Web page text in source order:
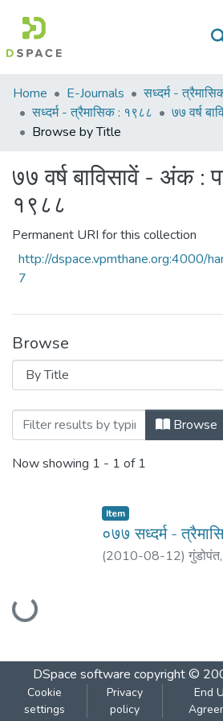
Communities
&
Collections
All of DSpace
Home E-Journals
सध्दर्म -
सध्दर्म - त्रैमासिक : १९८८
Browse by Title
७७ वर्ष बाविसावें - अंक :
१९८८
Permanent URI for this collection
http://dspace.vpmthane.org:4000/
7
Browse
Browsing ७७ वर्ष बाविसावें
Browse
Now showing 1 - 1 of 1
Loading...
Item
०७७ सध्दर्म -
(2010-08-12)
DSpace software copyright ©
Cookie
settings
Privacy
policy
End